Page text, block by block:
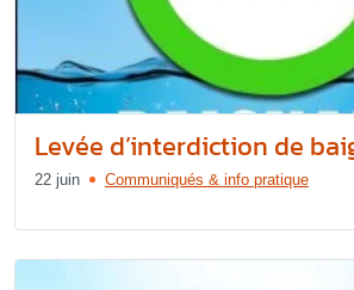
Levée d’interdiction de
22 juin Communiqués & info pratique